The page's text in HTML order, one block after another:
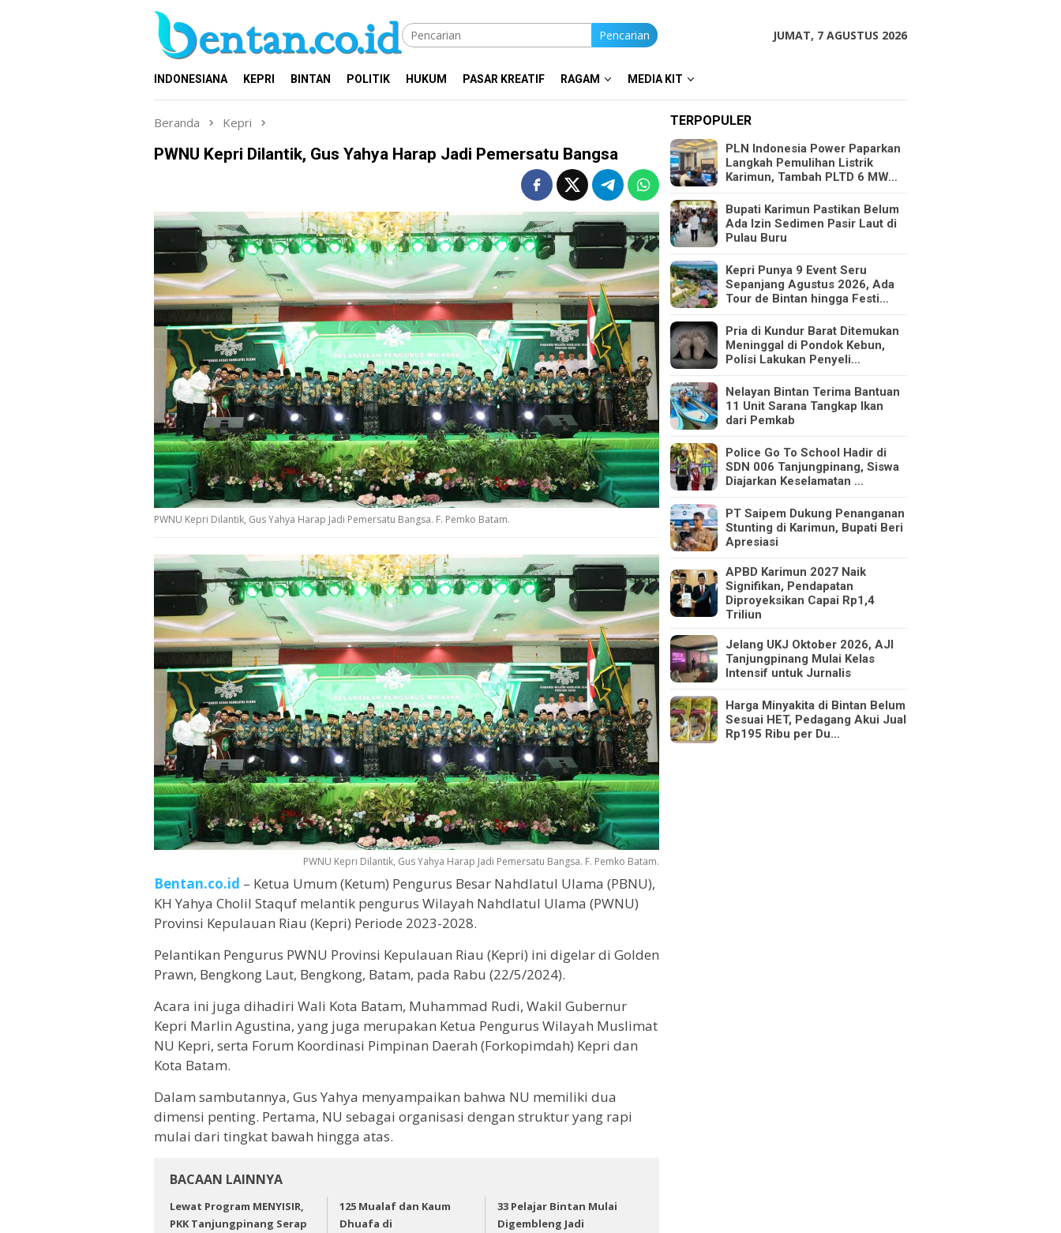
Pencarian JUMAT, 7 AGUSTUS 2026
INDONESIANA KEPRI BINTAN POLITIK HUKUM PASAR KREATIF RAGAM MEDIA KIT
Beranda Kepri
PWNU Kepri Dilantik, Gus Yahya Harap Jadi Pemersatu Bangsa
PWNU Kepri Dilantik, Gus Yahya Harap Jadi Pemersatu Bangsa. F. Pemko Batam.
PWNU Kepri Dilantik, Gus Yahya Harap Jadi Pemersatu Bangsa. F. Pemko Batam.
Bentan.co.id – Ketua Umum (Ketum) Pengurus Besar Nahdlatul Ulama (PBNU),
KH Yahya Cholil Staquf melantik pengurus Wilayah Nahdlatul Ulama (PWNU)
Provinsi Kepulauan Riau (Kepri) Periode 2023-2028.
Pelantikan Pengurus PWNU Provinsi Kepulauan Riau (Kepri) ini digelar di Golden
Prawn, Bengkong Laut, Bengkong, Batam, pada Rabu (22/5/2024).
Acara ini juga dihadiri Wali Kota Batam, Muhammad Rudi, Wakil Gubernur
Kepri Marlin Agustina, yang juga merupakan Ketua Pengurus Wilayah Muslimat
NU Kepri, serta Forum Koordinasi Pimpinan Daerah (Forkopimdah) Kepri dan
Kota Batam.
Dalam sambutannya, Gus Yahya menyampaikan bahwa NU memiliki dua
dimensi penting. Pertama, NU sebagai organisasi dengan struktur yang rapi
mulai dari tingkat bawah hingga atas.
BACAAN LAINNYA
Lewat Program MENYISIR,
PKK Tanjungpinang Serap
125 Mualaf dan Kaum
Dhuafa di
33 Pelajar Bintan Mulai
Digembleng Jadi
TERPOPULER
PLN Indonesia Power Paparkan
Langkah Pemulihan Listrik
Karimun, Tambah PLTD 6 MW…
Bupati Karimun Pastikan Belum
Ada Izin Sedimen Pasir Laut di
Pulau Buru
Kepri Punya 9 Event Seru
Sepanjang Agustus 2026, Ada
Tour de Bintan hingga Festi…
Pria di Kundur Barat Ditemukan
Meninggal di Pondok Kebun,
Polisi Lakukan Penyeli…
Nelayan Bintan Terima Bantuan
11 Unit Sarana Tangkap Ikan
dari Pemkab
Police Go To School Hadir di
SDN 006 Tanjungpinang, Siswa
Diajarkan Keselamatan …
PT Saipem Dukung Penanganan
Stunting di Karimun, Bupati Beri
Apresiasi
APBD Karimun 2027 Naik
Signifikan, Pendapatan
Diproyeksikan Capai Rp1,4
Triliun
Jelang UKJ Oktober 2026, AJI
Tanjungpinang Mulai Kelas
Intensif untuk Jurnalis
Harga Minyakita di Bintan Belum
Sesuai HET, Pedagang Akui Jual
Rp195 Ribu per Du…